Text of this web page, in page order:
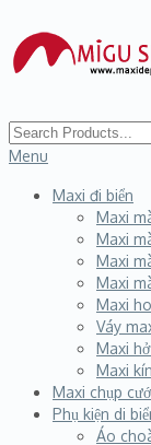
Menu
Maxi đi biển
Maxi
Maxi
Maxi
Maxi
Maxi
Váy
Maxi
Maxi
Maxi chụp
Phụ kiện di
Áo